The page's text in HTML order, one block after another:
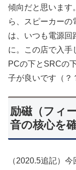
傾向だと思います
ら、スピーカーの
は、いつも電源回
に。この店で入手
PCの下とSRCの
子が良いです（？
励磁（フィ
音の核心を
（2020.5追記）